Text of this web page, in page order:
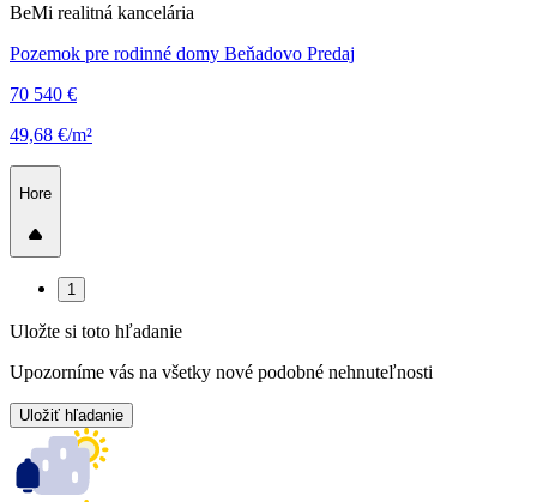
BeMi realitná kancelária
Pozemok pre rodinné domy Beňadovo Predaj
70 540 €
49,68 €/m²
Hore
1
Uložte si toto hľadanie
Upozorníme vás na všetky nové podobné nehnuteľnosti
Uložiť hľadanie